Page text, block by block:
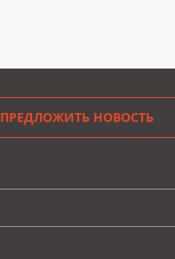
ПРЕДЛОЖИТЬ НОВОСТЬ